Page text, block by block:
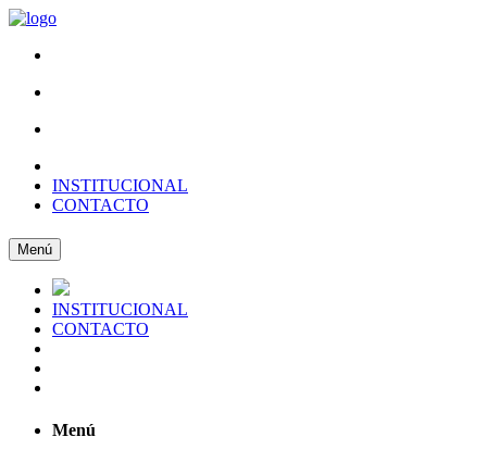
INSTITUCIONAL
CONTACTO
Menú
INSTITUCIONAL
CONTACTO
Menú